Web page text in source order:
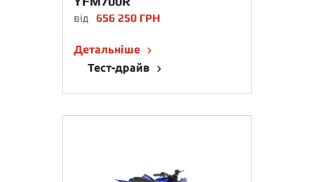
від 656 250 ГРН
Детальніше
Тест-драйв